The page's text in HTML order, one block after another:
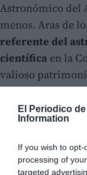
El Periodico
Information
If you wish to
processing of
targeted
Astronómico del
menos. Aras de
referente del
científica en la
valioso